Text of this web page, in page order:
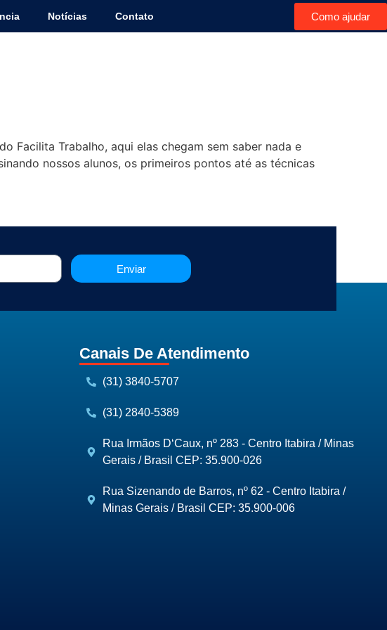
Notícias Contato Como ajudar
Facilita Trabalho, aqui elas chegam sem saber nada e
nossos alunos, os primeiros pontos até as técnicas
Enviar
Canais De Atendimento
(31) 3840-5707
(31) 2840-5389
Rua Irmãos D‘Caux, nº 283 - Centro Itabira / Minas
Gerais / Brasil CEP: 35.900-026
Rua Sizenando de Barros, nº 62 - Centro Itabira /
Minas Gerais / Brasil CEP: 35.900-006